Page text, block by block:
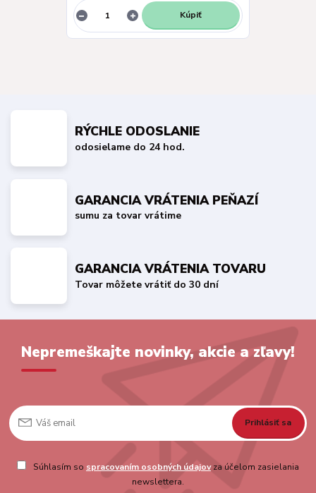
Kúpiť
RÝCHLE ODOSLANIE
odosielame do 24 hod.
GARANCIA VRÁTENIA PEŇAZÍ
sumu za tovar vrátime
GARANCIA VRÁTENIA TOVARU
Tovar môžete vrátiť do 30 dní
Nepremeškajte novinky, akcie a zľavy!
Prihlásiť sa
Súhlasím so spracovaním osobných údajovza účelom zasielania
newslettera.